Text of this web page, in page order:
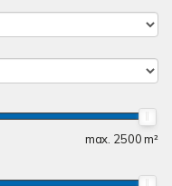
max. 2500 m²